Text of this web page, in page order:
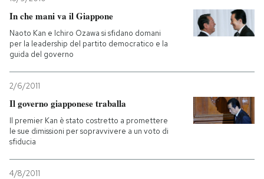
In che mani va il Giappone
Naoto Kan e Ichiro Ozawa si sfidano domani
per la leadership del partito democratico e la
guida del governo
2/6/2011
Il governo giapponese traballa
Il premier Kan è stato costretto a promettere
le sue dimissioni per sopravvivere a un voto di
sfiducia
4/8/2011